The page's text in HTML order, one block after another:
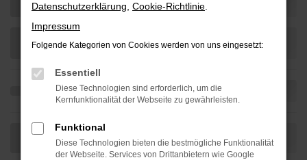
Datenschutzerklärung Cookie-Richtlinie
Impressum
Folgende Kategorien von Cookies werden von uns eingesetzt:
Essentiell
Diese Technologien sind erforderlich, um die
Kernfunktionalität der Webseite zu gewährleisten.
Funktional
Diese Technologien bieten die bestmögliche Funktionalität
der Webseite. Services von Drittanbietern wie Google